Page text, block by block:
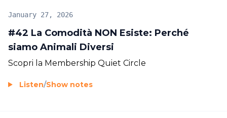
#42 La Comodità NON Esiste: Perché
siamo Animali Diversi
January 27, 2026
Scopri la Membership Quiet Circle
Listen/Show notes